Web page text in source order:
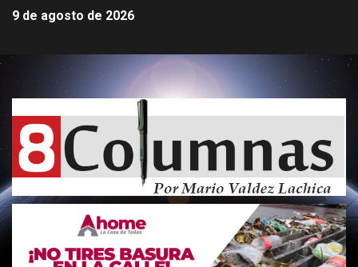
9 de agosto de 2026